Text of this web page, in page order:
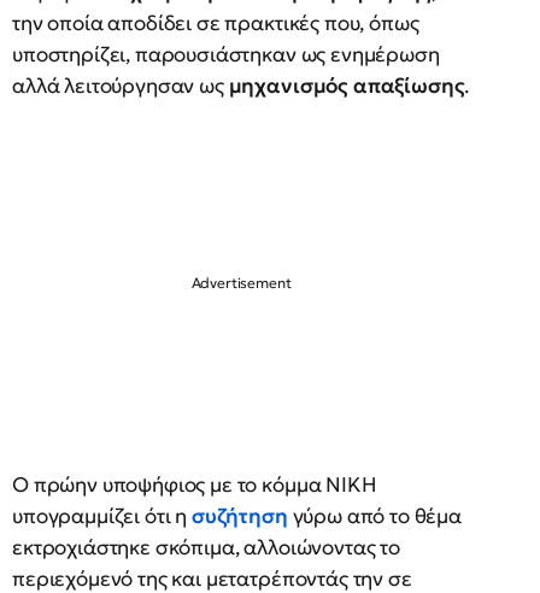
την οποία αποδίδει σε πρακτικές που, όπως
υποστηρίζει, παρουσιάστηκαν ως ενημέρωση
αλλά λειτούργησαν ως μηχανισμός απαξίωσης.
Ο πρώην υποψήφιος με το κόμμα ΝΙΚΗ
υπογραμμίζει ότι η συζήτηση γύρω από το θέμα
εκτροχιάστηκε σκόπιμα, αλλοιώνοντας το
περιεχόμενό της και μετατρέποντάς την σε